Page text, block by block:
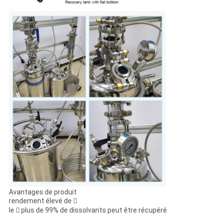
Avantages de produit
rendement élevé de 
le  plus de 99% de dissolvants peut être récupéré